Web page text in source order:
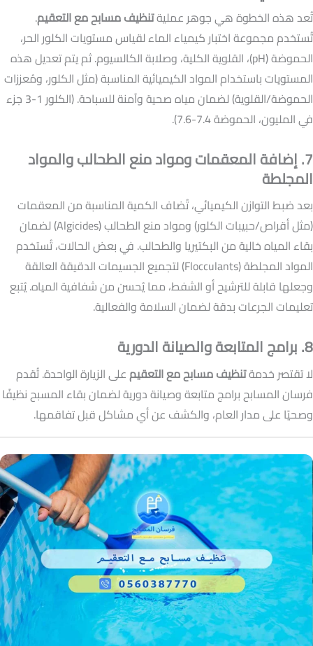
تُعد هذه الخطوة هي جوهر عمليةتنظيف مسابح مع التعقيم.
تُستخدم مجموعة اختبار كيمياء الماء لقياس مستويات الكلور الحر،
الحموضة (pH)، القلوية الكلية، وصلابة الكالسيوم. ثم يتم تعديل هذه
المستويات باستخدام المواد الكيميائية المناسبة (مثل الكلور، ومُعززات
الحموضة/القلوية) لضمان مياه صحية وآمنة للسباحة. (الكلور 1-3 جزء
في المليون، الحموضة 7.4-7.6).
7. إضافة المعقمات ومواد منع الطحالب والمواد
المجلطة
بعد ضبط التوازن الكيميائي، تُضاف الكمية المناسبة من المعقمات
(مثل أقراص/حبيبات الكلور) ومواد منع الطحالب (Algicides) لضمان
بقاء المياه خالية من البكتيريا والطحالب. في بعض الحالات، تُستخدم
المواد المجلطة (Flocculants) لتجميع الجسيمات الدقيقة العالقة
وجعلها قابلة للترشيح أو الشفط، مما يُحسن من شفافية المياه. يُتبع
تعليمات الجرعات بدقة لضمان السلامة والفعالية.
8. برامج المتابعة والصيانة الدورية
لا تقتصر خدمةتنظيف مسابح مع التعقيمعلى الزيارة الواحدة. تُقدم
فرسان المسابح برامج متابعة وصيانة دورية لضمان بقاء المسبح نظيفًا
وصحيًا على مدار العام، والكشف عن أي مشاكل قبل تفاقمها.